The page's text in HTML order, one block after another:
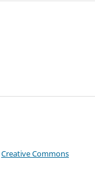
Creative Commons